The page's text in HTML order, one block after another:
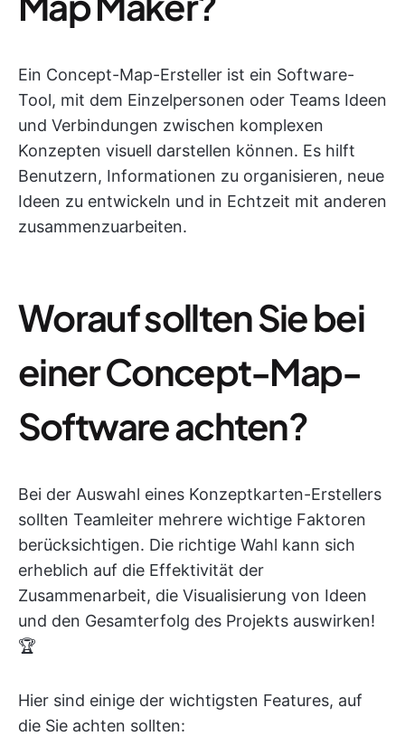
Ein Concept-Map-Ersteller ist ein Software-
Tool, mit dem Einzelpersonen oder Teams Ideen
und Verbindungen zwischen komplexen
Konzepten visuell darstellen können. Es hilft
Benutzern, Informationen zu organisieren, neue
Ideen zu entwickeln und in Echtzeit mit anderen
zusammenzuarbeiten.
Worauf sollten Sie bei
einer Concept-Map-
Software achten?
Bei der Auswahl eines Konzeptkarten-Erstellers
sollten Teamleiter mehrere wichtige Faktoren
berücksichtigen. Die richtige Wahl kann sich
erheblich auf die Effektivität der
Zusammenarbeit, die Visualisierung von Ideen
und den Gesamterfolg des Projekts auswirken!
🏆
Hier sind einige der wichtigsten Features, auf
die Sie achten sollten: